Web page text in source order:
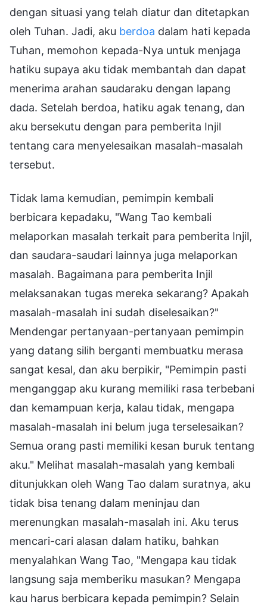
dengan situasi yang telah diatur dan ditetapkan
oleh Tuhan. Jadi, aku berdoa dalam hati kepada
Tuhan, memohon kepada-Nya untuk menjaga
hatiku supaya aku tidak membantah dan dapat
menerima arahan saudaraku dengan lapang
dada. Setelah berdoa, hatiku agak tenang, dan
aku bersekutu dengan para pemberita Injil
tentang cara menyelesaikan masalah-masalah
tersebut.
Tidak lama kemudian, pemimpin kembali
berbicara kepadaku, "Wang Tao kembali
melaporkan masalah terkait para pemberita Injil,
dan saudara-saudari lainnya juga melaporkan
masalah. Bagaimana para pemberita Injil
melaksanakan tugas mereka sekarang? Apakah
masalah-masalah ini sudah diselesaikan?"
Mendengar pertanyaan-pertanyaan pemimpin
yang datang silih berganti membuatku merasa
sangat kesal, dan aku berpikir, "Pemimpin pasti
menganggap aku kurang memiliki rasa terbebani
dan kemampuan kerja, kalau tidak, mengapa
masalah-masalah ini belum juga terselesaikan?
Semua orang pasti memiliki kesan buruk tentang
aku." Melihat masalah-masalah yang kembali
ditunjukkan oleh Wang Tao dalam suratnya, aku
tidak bisa tenang dalam meninjau dan
merenungkan masalah-masalah ini. Aku terus
mencari-cari alasan dalam hatiku, bahkan
menyalahkan Wang Tao, "Mengapa kau tidak
langsung saja memberiku masukan? Mengapa
kau harus berbicara kepada pemimpin? Selain